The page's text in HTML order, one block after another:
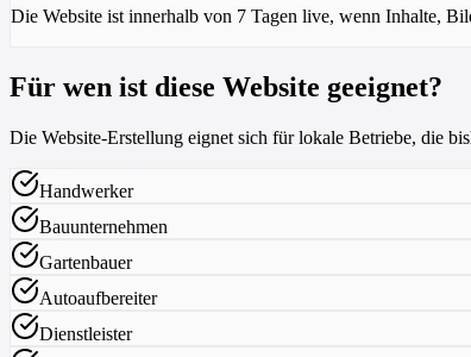
Die Website ist innerhalb von 7 Tagen live, wenn Inhalte,
Für wen ist diese Website geeignet?
Die Website-Erstellung eignet sich für lokale Betriebe, die
Handwerker
Bauunternehmen
Gartenbauer
Autoaufbereiter
Dienstleister